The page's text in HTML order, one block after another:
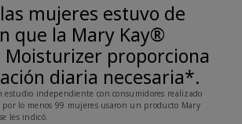
mujeres estuvo de
que la Mary Kay®
proporciona
diaria necesaria*.
estudio independiente con consumidores realizado
por lo menos 99 mujeres usaron un producto Mary
les indicó.